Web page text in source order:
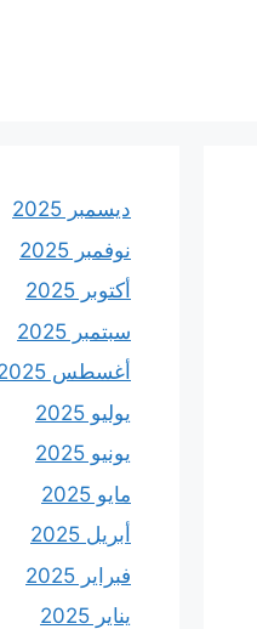
ديسمبر 2025
نوفمبر 2025
أكتوبر 2025
سبتمبر 2025
أغسطس 2025
يوليو 2025
يونيو 2025
مايو 2025
أبريل 2025
فبراير 2025
يناير 2025